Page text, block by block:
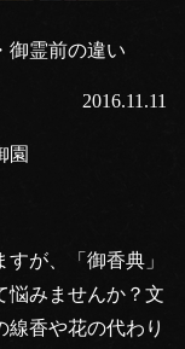
御霊前の違い
2016.11.11
園
が、「御香典」
悩みませんか？文
香や花の代わり